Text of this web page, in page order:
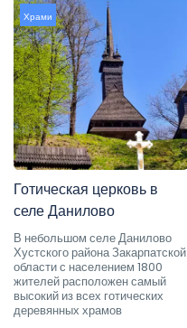
Храми
Готическая церковь в
селе Данилово
В небольшом селе Данилово
Хустского района Закарпатской
области с населением 1800
жителей расположен самый
высокий из всех готических
деревянных храмов